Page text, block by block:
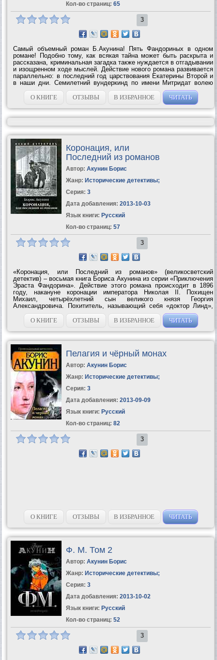
Кол-во страниц: 65
3
Самый объемный роман Б.Акунина! Пять Фандориных в одном
романе! Подобно тому, как всякая тайна может быть раскрыта и
рассказана, криминальная загадка также нуждается в отгадывании
и изощренном ходе мыслей. Действие нового романа развивается
параллельно: в последний год царствования Екатерины Второй и
в наши дни. Семилетний вундеркинд по имени Митридат волею
случая становится свидетелем заговора против сластолюбивой...
О КНИГЕ
ОТЗЫВЫ В ИЗБРАННОЕ ЧИТАТЬ
Коронация, или
Последний из романов
Автор: Акунин Борис
Жанр: Исторические детективы;
Серия: 3
Дата добавления: 2013-10-03
Язык книги: Русский
Кол-во страниц: 57
3
«Коронация, или Последний из романов» (великосветский
детектив) – восьмая книга Бориса Акунина из серии «Приключения
Эраста Фандорина». Действие этого романа происходит в 1896
году, накануне коронации императора Николая II. Похищен
Михаил, четырёхлетний сын великого князя Георгия
Александровича. Похититель, называющий себя «доктор Линд»,
требует бриллиант «граф Орлов», которым украшен
императорский скипетр, в обмен на принца. Если...
О КНИГЕ ОТЗЫВЫ В ИЗБРАННОЕ ЧИТАТЬ
Пелагия и чёрный монах
Автор: Акунин Борис
Жанр: Исторические детективы;
Серия: 3
Дата добавления: 2013-09-09
Язык книги: Русский
Кол-во страниц: 82
3
О КНИГЕ ОТЗЫВЫ В ИЗБРАННОЕ ЧИТАТЬ
Ф. М. Том 2
Автор: Акунин Борис
Жанр: Исторические детективы;
Серия: 3
Дата добавления: 2013-10-02
Язык книги: Русский
Кол-во страниц: 52
3